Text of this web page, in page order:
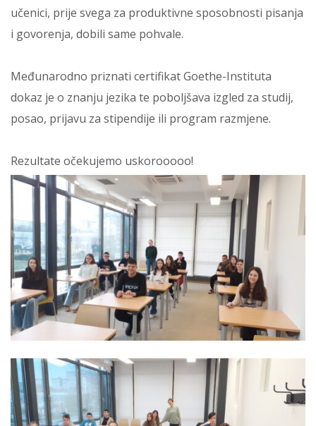
učenici, prije svega za produktivne sposobnosti pisanja
i govorenja, dobili same pohvale.
Međunarodno priznati certifikat Goethe-Instituta
dokaz je o znanju jezika te poboljšava izgled za studij,
posao, prijavu za stipendije ili program razmjene.
Rezultate očekujemo uskorooooo!